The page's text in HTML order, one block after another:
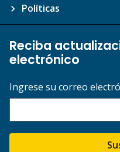
Políticas
Reciba
electrónico
Ingrese su correo